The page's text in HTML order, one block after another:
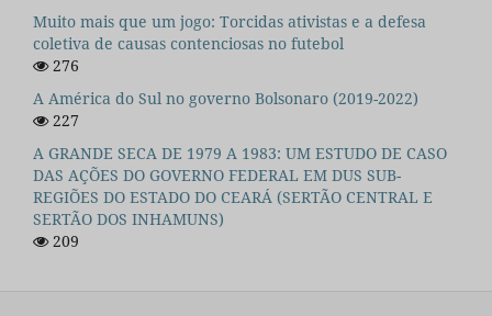
Muito mais que um jogo: Torcidas ativistas e a defesa
coletiva de causas contenciosas no futebol
276
A América do Sul no governo Bolsonaro (2019-2022)
227
A GRANDE SECA DE 1979 A 1983: UM ESTUDO DE CASO
DAS AÇÕES DO GOVERNO FEDERAL EM DUS SUB-
REGIÕES DO ESTADO DO CEARÁ (SERTÃO CENTRAL E
SERTÃO DOS INHAMUNS)
209